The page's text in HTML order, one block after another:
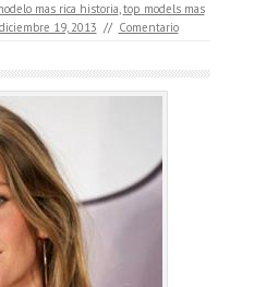
mas rica historia,top models mas
diciembre 19, 2013 // Comentario